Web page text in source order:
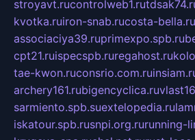
stroyavt.rucontrolweb1.ru
kvotka.ruiron-snab.rucosta-bella.ru
associaciya39.ruprimexpo.spb.ru
cpt21.ruispecspb.ruregahost.ru
tae-kwon.ruconsrio.com.ru
archery161.rubigencyclica.ru
sarmiento.spb.suextelopedia.ru
iskatour.spb.rusnpi.org.rurunning-